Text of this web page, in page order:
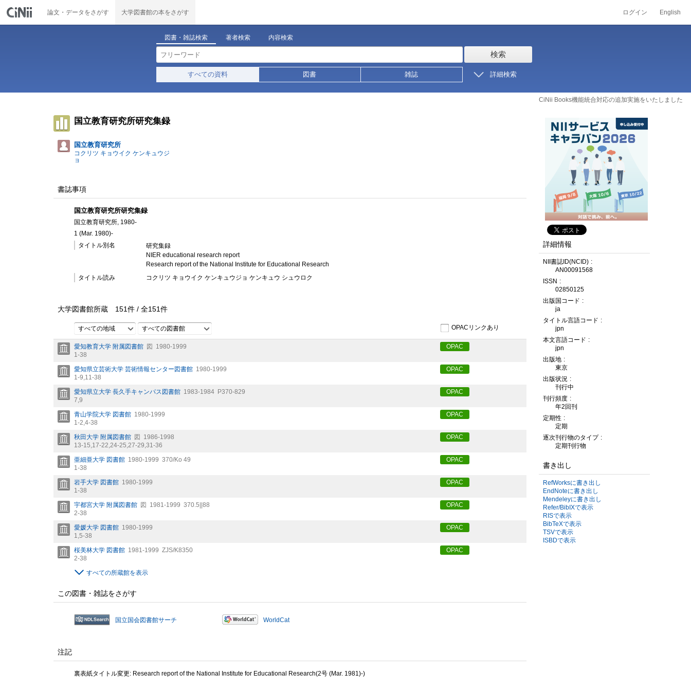
論文・データをさがす 大学図書館の本をさがす ログイン English
図書・雑誌検索 著者検索 内容検索
検索
すべての資料 図書 雑誌 詳細検索
CiNii Books機能統合対応の追加実施をいたしました
国立教育研究所研究集録
国立教育研究所
コクリツ キョウイク ケンキュウジ
ョ
書誌事項
国立教育研究所研究集録
国立教育研究所, 1980-
1 (Mar. 1980)-
タイトル別名
研究集録
NIER educational research report
Research report of the National Institute for Educational Research
タイトル読み
コクリツ キョウイク ケンキュウジョ ケンキュウ シュウロク
大学図書館所蔵 151件 / 全151件
すべての地域 すべての図書館 OPACリンクあり
愛知教育大学 附属図書館 図
1980-1999
1-38
OPAC
愛知県立芸術大学 芸術情報センター図書館 1980-1999
1-9,11-38
OPAC
愛知県立大学 長久手キャンパス図書館 1983-1984 P370-829
7,9
OPAC
青山学院大学 図書館 1980-1999
1-2,4-38
OPAC
秋田大学 附属図書館 図
1986-1998
13-15,17-22,24-25,27-29,31-36
OPAC
亜細亜大学 図書館 1980-1999 370/Ko 49
1-38
OPAC
岩手大学 図書館 1980-1999
1-38
OPAC
宇都宮大学 附属図書館 図 1981-1999 370.5||88
2-38
OPAC
愛媛大学 図書館 1980-1999
1,5-38
OPAC
桜美林大学 図書館 1981-1999 ZJS/K8350
2-38
OPAC
すべての所蔵館を表示
この図書・雑誌をさがす
国立国会図書館サーチ WorldCat
注記
裏表紙タイトル変更: Research report of the National Institute for Educational Research(2号 (Mar. 1981)-)
詳細情報
NII書誌ID(NCID)
AN00091568
ISSN
02850125
出版国コード
ja
タイトル言語コード
jpn
本文言語コード
jpn
出版地
東京
出版状況
刊行中
刊行頻度
年2回刊
定期性
定期
逐次刊行物のタイプ
定期刊行物
書き出し
RefWorksに書き出し
EndNoteに書き出し
Mendeleyに書き出し
Refer/BibIXで表示
RISで表示
BibTeXで表示
TSVで表示
ISBDで表示